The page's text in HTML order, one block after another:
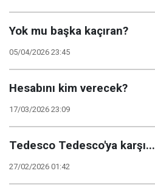
Yok mu başka kaçıran?
05/04/2026 23:45
Hesabını kim verecek?
17/03/2026 23:09
Tedesco Tedesco'ya karşı...
27/02/2026 01:42